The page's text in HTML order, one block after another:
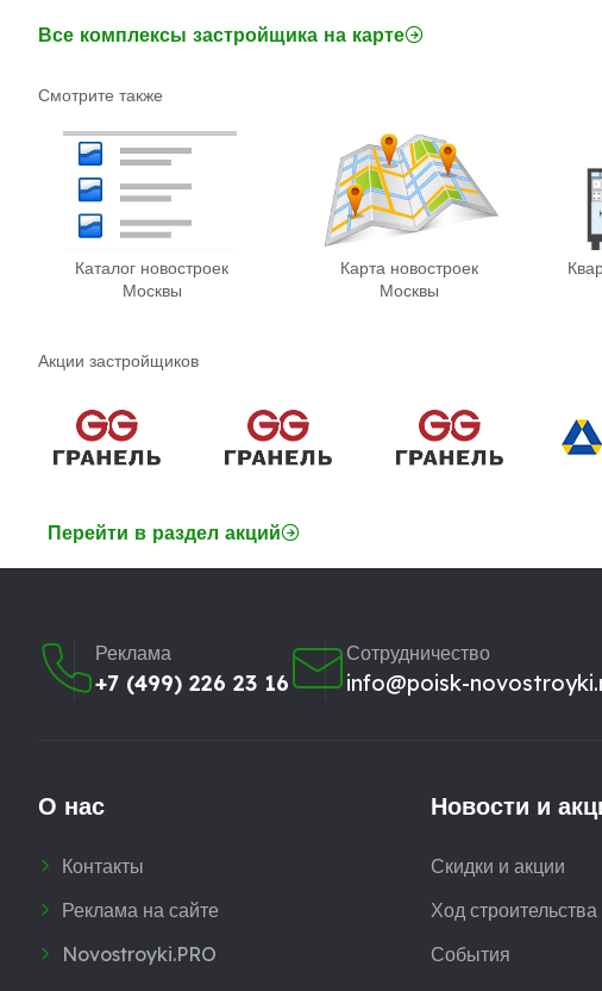
Все комплексы застройщика на карте
Смотрите также
Каталог новостроек
Москвы
Карта новостроек
Москвы
Акции застройщиков
Перейти в раздел акций
Реклама
+7 (499) 226 23 16
Сотрудничество
info@poisk-
О нас
Контакты
Реклама на сайте
Novostroyki.PRO
Новости и
Скидки и акции
Ход строительства
События